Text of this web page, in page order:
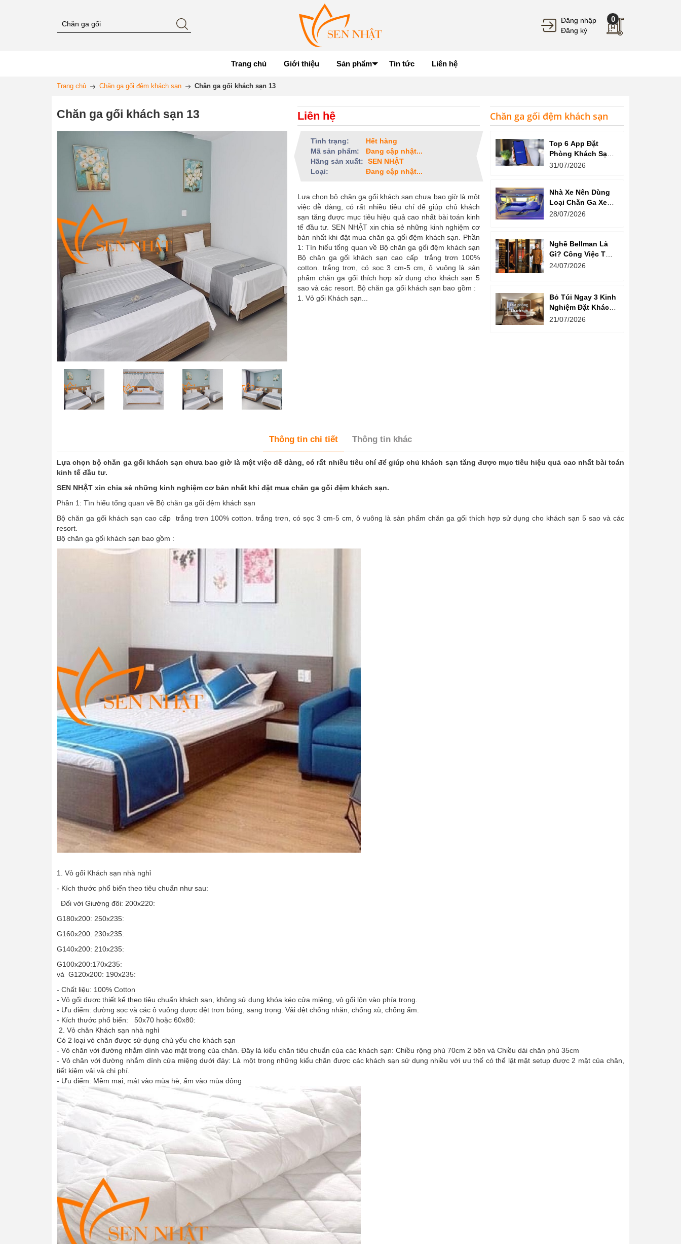
Đăng nhập
Đăng ký
0
Trang chủ Giới thiệu Sản phẩm Tin tức Liên hệ
Trang chủ Chăn ga gối đệm khách sạn Chăn ga gối khách sạn 13
Chăn ga gối khách sạn 13 Liên hệ
Tình trạng:
Hết hàng
Mã sản phẩm:
Đang cập nhật...
Hãng sản xuất:
SEN NHẬT
Loại:
Đang cập nhật...
Lựa chọn bộ chăn ga gối khách sạn chưa bao giờ là một
việc dễ dàng, có rất nhiều tiêu chí để giúp chủ khách
sạn tăng được mục tiêu hiệu quả cao nhất bài toán kinh
tế đầu tư. SEN NHẬT xin chia sẻ những kinh nghiệm cơ
bản nhất khi đặt mua chăn ga gối đệm khách sạn. Phần
1: Tìn hiểu tổng quan về Bộ chăn ga gối đệm khách sạn
Bộ chăn ga gối khách sạn cao cấp trắng trơn 100%
cotton. trắng trơn, có sọc 3 cm-5 cm, ô vuông là sản
phẩm chăn ga gối thích hợp sử dụng cho khách sạn 5
sao và các resort. Bộ chăn ga gối khách sạn bao gồm :
1. Vỏ gối Khách sạn...
Chăn ga gối đệm khách sạn
Top 6 App Đặt
Phòng Khách Sạn
Giá Tốt, Nhiều Ưu
31/07/2026
Nhà Xe Nên Dùng
Loại Chăn Ga Xe
Giường Nằm Nào?
28/07/2026
Nghề Bellman Là
Gì? Công Việc Thú
Vị Phía Sau Cánh
24/07/2026
Bỏ Túi Ngay 3 Kinh
Nghiệm Đặt Khách
Sạn Giá Rẻ Cho
21/07/2026
Thông tin chi tiết Thông tin khác
Lựa chọn bộ chăn ga gối khách sạn chưa bao giờ là một việc dễ dàng, có rất nhiều tiêu chí để giúp chủ khách sạn tăng được mục tiêu hiệu quả cao nhất bài toán
kinh tế đầu tư.
SEN NHẬT xin chia sẻ những kinh nghiệm cơ bản nhất khi đặt mua chăn ga gối đệm khách sạn.
Phần 1: Tìn hiểu tổng quan về Bộ chăn ga gối đệm khách sạn
Bộ chăn ga gối khách sạn cao cấp trắng trơn 100% cotton. trắng trơn, có sọc 3 cm-5 cm, ô vuông là sản phẩm chăn ga gối thích hợp sử dụng cho khách sạn 5 sao và các
resort.
Bộ chăn ga gối khách sạn bao gồm :
1. Vỏ gối Khách sạn nhà nghỉ
- Kích thước phổ biến theo tiêu chuẩn như sau:
Đối với Giường đôi: 200x220:
G180x200: 250x235:
G160x200: 230x235:
G140x200: 210x235:
G100x200:170x235:
và G120x200: 190x235:
- Chất liệu: 100% Cotton
- Vỏ gối được thiết kế theo tiêu chuẩn khách sạn, không sử dụng khóa kéo cửa miệng, vỏ gối lộn vào phía trong.
- Ưu điểm: đường sọc và các ô vuông được dệt trơn bóng, sang trọng. Vải dệt chống nhăn, chống xù, chống ẩm.
- Kích thước phổ biến: 50x70 hoặc 60x80:
2. Vỏ chăn Khách sạn nhà nghỉ
Có 2 loại vỏ chăn được sử dụng chủ yếu cho khách sạn
- Vỏ chăn với đường nhắm dính vào mặt trong của chăn. Đây là kiểu chăn tiêu chuẩn của các khách sạn: Chiều rộng phủ 70cm 2 bên và Chiều dài chăn phủ 35cm
- Vỏ chăn với đường nhắm dính cửa miệng dưới đáy: Là một trong những kiểu chăn được các khách sạn sử dụng nhiều với ưu thế có thể lật mặt setup được 2 mặt của chăn,
tiết kiệm vải và chi phí.
- Ưu điểm: Mềm mại, mát vào mùa hè, ấm vào mùa đông